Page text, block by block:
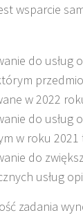
wsparcie
do usług
w 2022
do usług
w roku 2021
do
usług
zadania